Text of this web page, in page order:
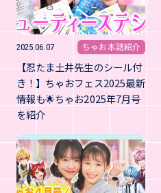
2025.06.07 ちゃお本誌紹介
【忍たま土井先生のシール付
き！】ちゃおフェス2025最新
情報も🌟ちゃお2025年7月号
を紹介